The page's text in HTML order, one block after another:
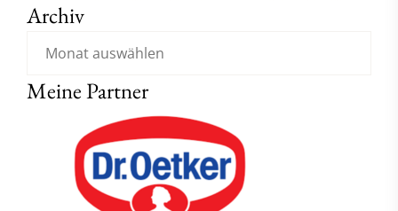
Archiv
Meine Partner